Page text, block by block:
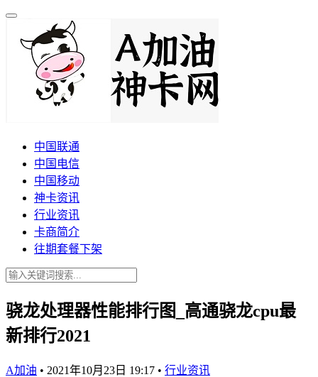
中国联通
中国电信
中国移动
神卡资讯
行业资讯
卡商简介
往期套餐下架
骁龙处理器性能排行图_高通骁龙cpu最
新排行2021
A加油 • 2021年10月23日 19:17 • 行业资讯